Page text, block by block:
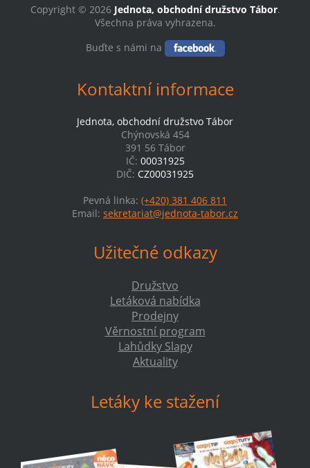
Copyright © 2026 Jednota, obchodní družstvo Tábor.
Všechna práva vyhrazena.
Buďte s námi na
Kontaktní informace
Jednota, obchodní družstvo Tábor
Chýnovská 454
391 56 Tábor
IČ: 00031925
DIČ: CZ00031925
Pevná linka: (+420) 381 406 811
Email: sekretariat@jednota-tabor.cz
Užitečné odkazy
Družstvo
Letáková nabídka
Prodejny
Věrnostní program
Lahůdky Slapy
Aktuality
Letáky ke stažení